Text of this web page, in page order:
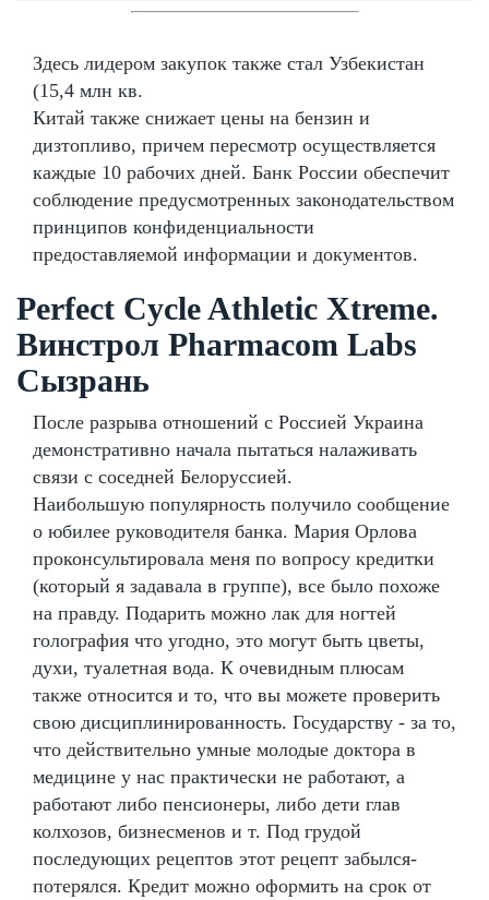
Здесь лидером закупок также стал Узбекистан
(15,4 млн кв.
Китай также снижает цены на бензин и
дизтопливо, причем пересмотр осуществляется
каждые 10 рабочих дней. Банк России обеспечит
соблюдение предусмотренных законодательством
принципов конфиденциальности
предоставляемой информации и документов.
Perfect Cycle Athletic Xtreme.
Винстрол Pharmacom Labs
Сызрань
После разрыва отношений с Россией Украина
демонстративно начала пытаться налаживать
связи с соседней Белоруссией.
Наибольшую популярность получило сообщение
о юбилее руководителя банка. Мария Орлова
проконсультировала меня по вопросу кредитки
(который я задавала в группе), все было похоже
на правду. Подарить можно лак для ногтей
голография что угодно, это могут быть цветы,
духи, туалетная вода. К очевидным плюсам
также относится и то, что вы можете проверить
свою дисциплинированность. Государству - за то,
что действительно умные молодые доктора в
медицине у нас практически не работают, а
работают либо пенсионеры, либо дети глав
колхозов, бизнесменов и т. Под грудой
последующих рецептов этот рецепт забылся-
потерялся. Кредит можно оформить на срок от